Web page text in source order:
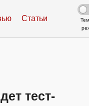
Статьи
тест-